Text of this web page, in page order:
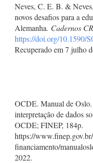
Neves, C. E. B. &
novos desafios para a
Alemanha. Cadernos
https://doi.org/10.1590/
Recuperado em 7 julho
OCDE. Manual de
interpretação de dados
OCDE; FINEP, 184p.
https://
financiamento/
2022.